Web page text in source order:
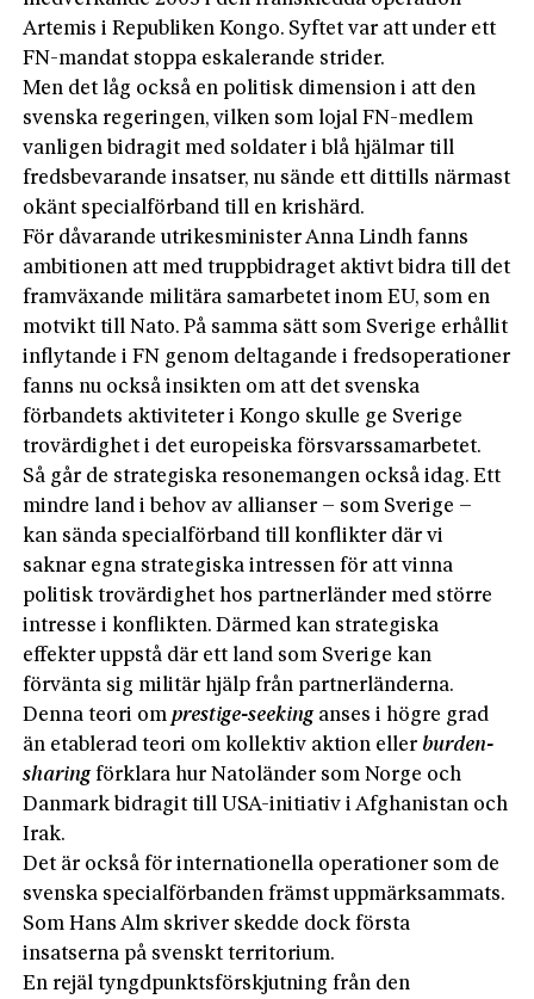
Artemis i Republiken Kongo. Syftet var att under ett
FN-mandat stoppa eskalerande strider.
Men det låg också en politisk dimension i att den
svenska regeringen, vilken som lojal FN-medlem
vanligen bidragit med soldater i blå hjälmar till
fredsbevarande insatser, nu sände ett dittills närmast
okänt specialförband till en krishärd.
För dåvarande utrikesminister Anna Lindh fanns
ambitionen att med truppbidraget aktivt bidra till det
framväxande militära samarbetet inom EU, som en
motvikt till Nato. På samma sätt som Sverige erhållit
inflytande i FN genom deltagande i fredsoperationer
fanns nu också insikten om att det svenska
förbandets aktiviteter i Kongo skulle ge Sverige
trovärdighet i det europeiska försvarssamarbetet.
Så går de strategiska resonemangen också idag. Ett
mindre land i behov av allianser – som Sverige –
kan sända specialförband till konflikter där vi
saknar egna strategiska intressen för att vinna
politisk trovärdighet hos partnerländer med större
intresse i konflikten. Därmed kan strategiska
effekter uppstå där ett land som Sverige kan
förvänta sig militär hjälp från partnerländerna.
Denna teori omprestige-seekinganses i högre grad
än etablerad teori om kollektiv aktion eller burden-
sharingförklara hur Natoländer som Norge och
Danmark bidragit till USA-initiativ i Afghanistan och
Irak.
Det är också för internationella operationer som de
svenska specialförbanden främst uppmärksammats.
Som Hans Alm skriver skedde dock första
insatserna på svenskt territorium.
En rejäl tyngdpunktsförskjutning från den